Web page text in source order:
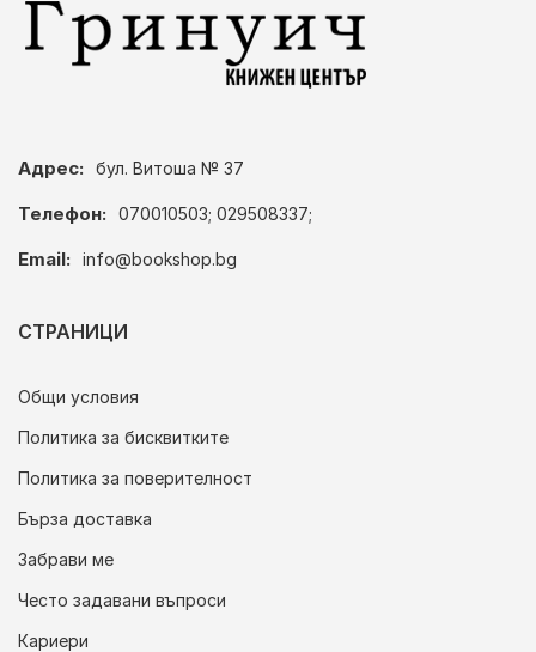
Адрес: бул. Витоша № 37
Телефон: 070010503; 029508337;
Email: info@bookshop.bg
СТРАНИЦИ
Общи условия
Политика за бисквитките
Политика за поверителност
Бърза доставка
Забрави ме
Често задавани въпроси
Кариери